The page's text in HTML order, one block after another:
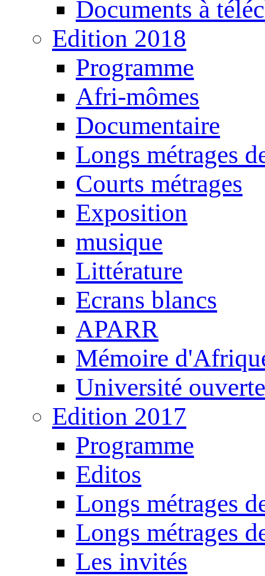
Documents à
Edition 2018
Programme
Afri-mômes
Documentaire
Longs métrages
Courts métrages
Exposition
musique
Littérature
Ecrans blancs
APARR
Mémoire
Université ouverte
Edition 2017
Programme
Editos
Longs métrages
Longs métrages
Les invités